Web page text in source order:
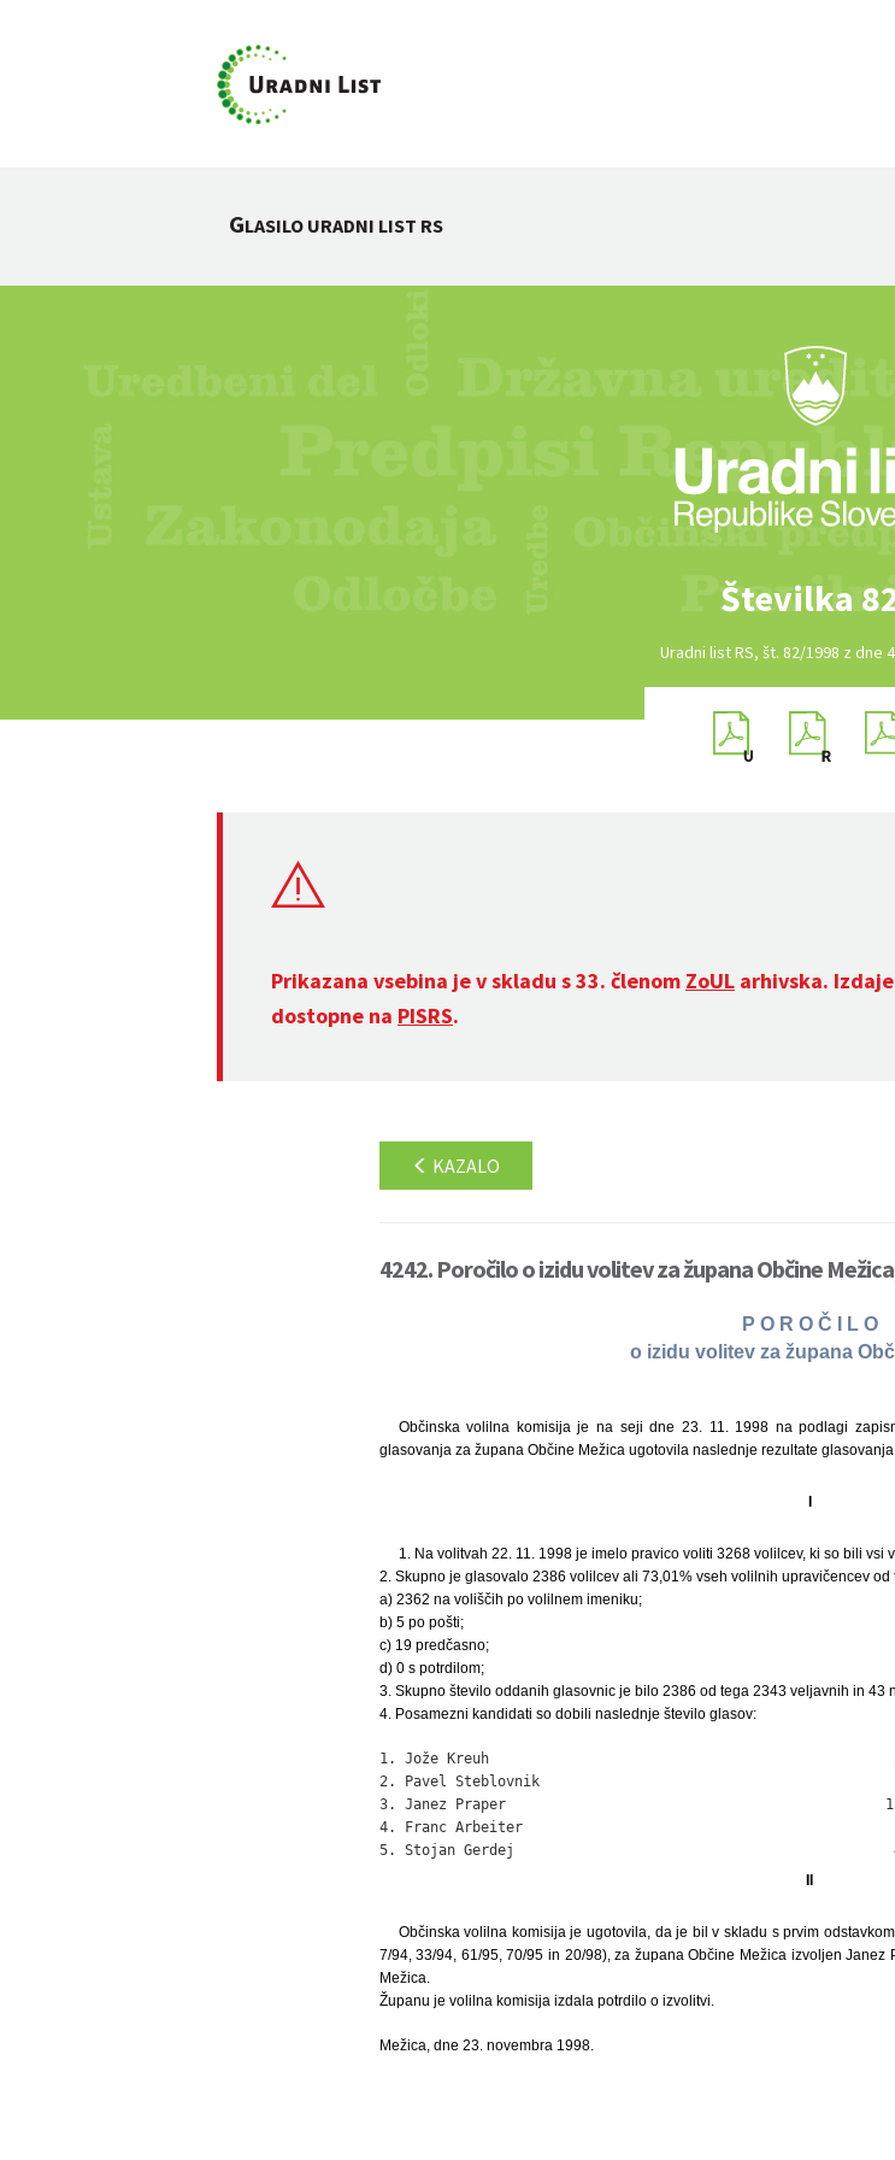
GLASILO URADNI LIST RS
Številka
Uradni list RS, št. 82/1998 z dne
Prikazana vsebina je v skladu s 33. členom ZoUL arhivska.
dostopne na PISRS.
KAZALO
4242. Poročilo o izidu volitev za župana Občine
P O R O Č I L O
o izidu volitev za župana
Občinska volilna komisija je na seji dne 23. 11. 1998 na podlagi
glasovanja za župana Občine Mežica ugotovila naslednje rezultate glasovanja.
I
1. Na volitvah 22. 11. 1998 je imelo pravico voliti 3268 volilcev, ki so bili vsi
2. Skupno je glasovalo 2386 volilcev ali 73,01% vseh volilnih upravičencev od
a) 2362 na voliščih po volilnem imeniku;
b) 5 po pošti;
c) 19 predčasno;
d) 0 s potrdilom;
3. Skupno število oddanih glasovnic je bilo 2386 od tega 2343 veljavnih in 43
4. Posamezni kandidati so dobili naslednje število glasov:
1. Jože Kreuh
2. Pavel Steblovnik
3. Janez Praper
4. Franc Arbeiter
5. Stojan Gerdej
II
Občinska volilna komisija je ugotovila, da je bil v skladu s prvim
7/94, 33/94, 61/95, 70/95 in 20/98), za župana Občine Mežica izvoljen Janez
Mežica.
Županu je volilna komisija izdala potrdilo o izvolitvi.
Mežica, dne 23. novembra 1998.